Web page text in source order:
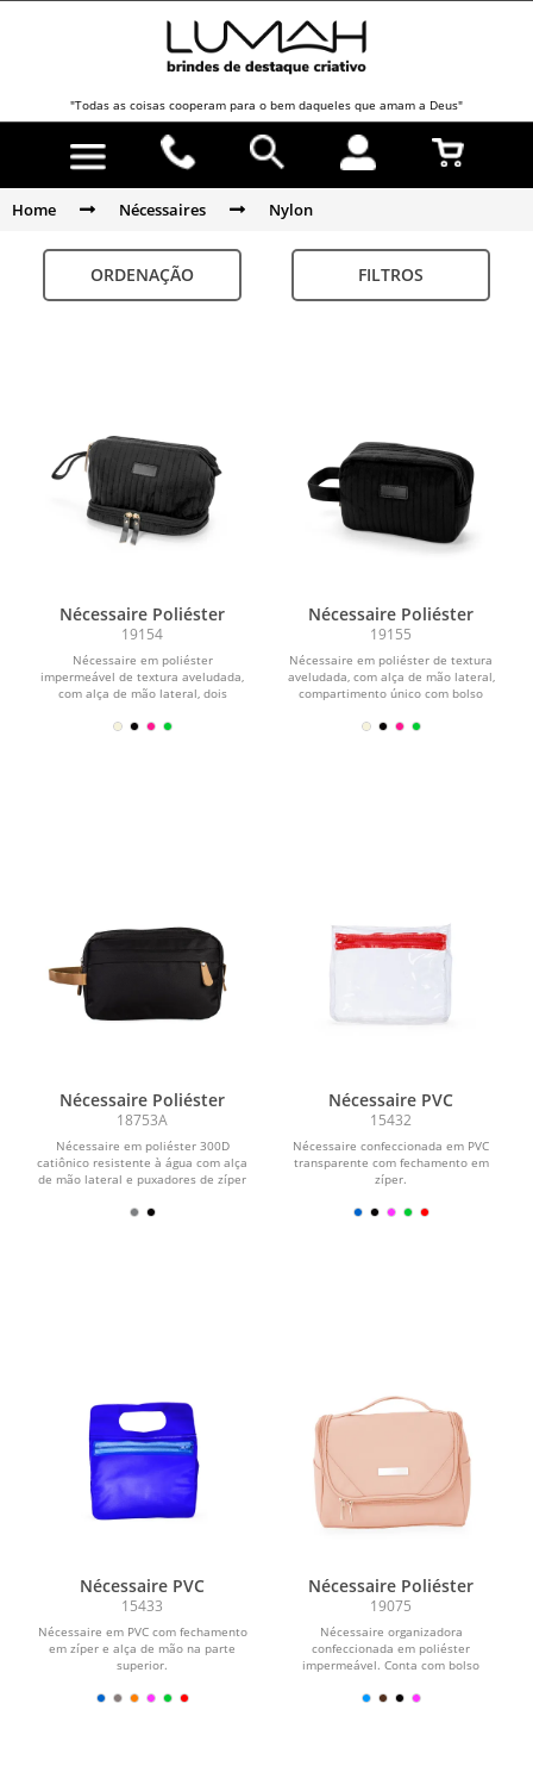
"Todas as coisas cooperam para o bem daqueles que amam a Deus"
Home Nécessaires Nylon
ORDENAÇÃO FILTROS
Nécessaire Poliéster
19154
Nécessaire em poliéster
impermeável de textura aveludada,
com alça de mão lateral, dois
Nécessaire Poliéster
19155
Nécessaire em poliéster de textura
aveludada, com alça de mão lateral,
compartimento único com bolso
Nécessaire Poliéster
18753A
Nécessaire em poliéster 300D
catiônico resistente à água com alça
de mão lateral e puxadores de zíper
Nécessaire PVC
15432
Nécessaire confeccionada em PVC
transparente com fechamento em
zíper.
Nécessaire PVC
15433
Nécessaire em PVC com fechamento
em zíper e alça de mão na parte
superior.
Nécessaire Poliéster
19075
Nécessaire organizadora
confeccionada em poliéster
impermeável. Conta com bolso
fechamento...